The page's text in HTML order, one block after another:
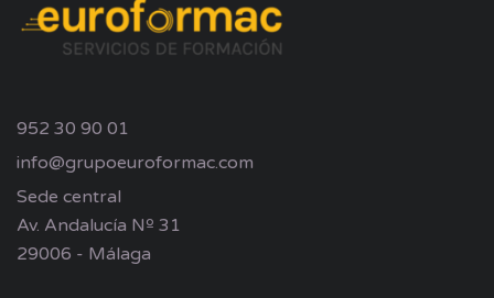
952 30 90 01
info@grupoeuroformac.com
Sede central
Av. Andalucía Nº 31
29006 - Málaga